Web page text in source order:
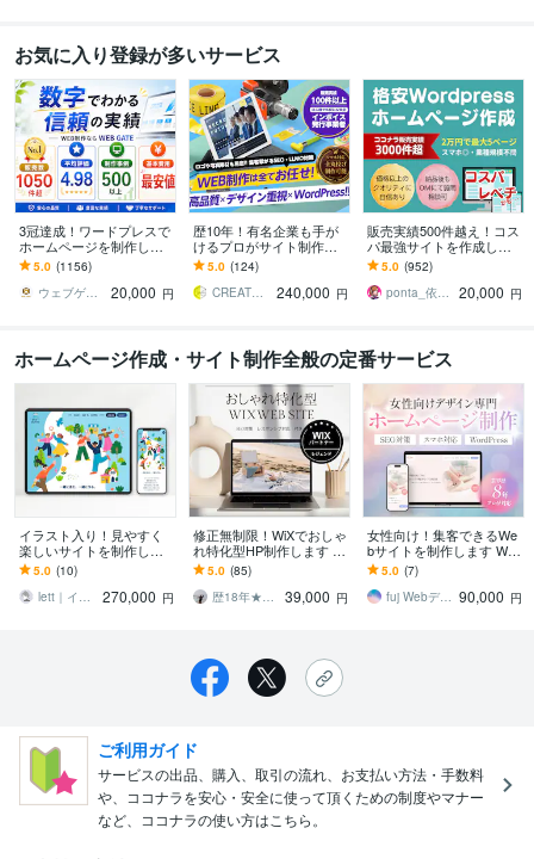
お気に入り登録が多いサービス
3冠達成！ワードプレスで
ホームページを制作しま
す WEB制作＆デザイン部
門1位（販売数・評価数・
お気に入り数）
5.0 (1156)
ウェブゲート
20,000 円
歴10年！有名企業も手が
けるプロがサイト制作し
ます 初心者でも安心★ヒ
アリング重視・要望に沿
って柔軟に対応可能
5.0 (124)
CREATORSZERO
240,000 円
販売実績500件越え！コス
パ最強サイトを作成しま
す 起業、副業、ブログ！
WPで更新楽々！オリジナ
ルデザイン可能
5.0 (952)
ponta_依頼多数のため返信遅れます
20,000 円
ホームページ作成・サイト制作全般の定番サービス
イラスト入り！見やすく
楽しいサイトを制作しま
す イラストたっぷり素敵
なサイトをお作りいたし
ます！
5.0 (10)
lett｜イラストHP・ロゴ制作
270,000 円
修正無制限！WiXでおしゃ
れ特化型HP制作します WI
X最上位パートナーがSEO
対策・スマホ対応のHP作
ります
5.0 (85)
歴18年★ワンズライフデザイン
39,000 円
女性向け！集客できるWe
bサイトを制作します Web
経験8年プロのデザイナー
が対応！
5.0 (7)
fuj Webデザイナー歴8年 90,000 円
ご利用ガイド
サービスの出品、購入、取引の流れ、お支払い方法・手数料
や、ココナラを安心・安全に使って頂くための制度やマナー
など、ココナラの使い方はこちら。